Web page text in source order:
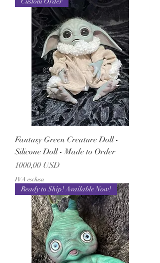
Fantasy Green Creature Doll -
Silicone Doll - Made to Order
Prezzo
1000,00 USD
IVA esclusa
Ready to Ship! Available Now!